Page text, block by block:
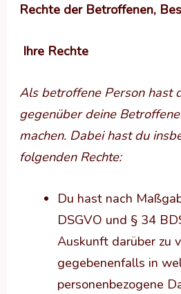
Rechte der Betroffenen,
Ihre Rechte
Als betroffene Person hast
gegenüber deine
machen. Dabei hast du
folgenden Rechte:
Du hast nach
DSGVO und § 34
Auskunft darüber zu
gegebenenfalls in
personenbezogene